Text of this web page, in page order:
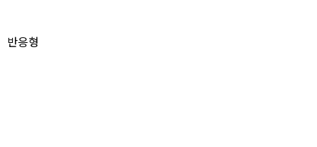
반응형